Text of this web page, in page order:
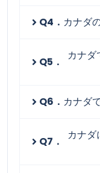
Q4． カナダ
Q5．
カナダ
Q6． カナダ
Q7．
カナダ